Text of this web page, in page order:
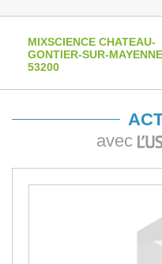
MIXSCIENCE CHATEAU-
GONTIER-SUR-MAYENNE
53200
avec